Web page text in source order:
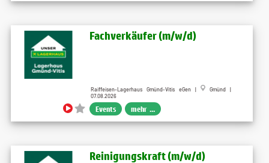
Fachverkäufer (m/w/d)
Raiffeisen-Lagerhaus Gmünd-Vitis eGen |
Gmünd |
07.08.2026
Events mehr ...
Reinigungskraft (m/w/d)